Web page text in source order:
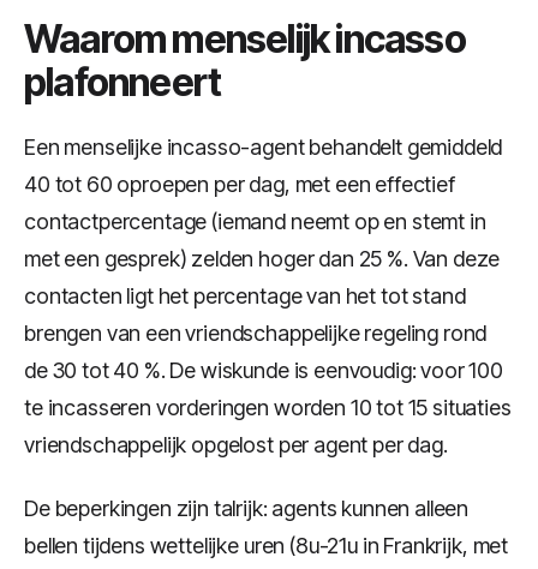
Waarom menselijk incasso
plafonneert
Een menselijke incasso-agent behandelt gemiddeld
40 tot 60 oproepen per dag, met een effectief
contactpercentage (iemand neemt op en stemt in
met een gesprek) zelden hoger dan 25 %. Van deze
contacten ligt het percentage van het tot stand
brengen van een vriendschappelijke regeling rond
de 30 tot 40 %. De wiskunde is eenvoudig: voor 100
te incasseren vorderingen worden 10 tot 15 situaties
vriendschappelijk opgelost per agent per dag.
De beperkingen zijn talrijk: agents kunnen alleen
bellen tijdens wettelijke uren (8u-21u in Frankrijk, met